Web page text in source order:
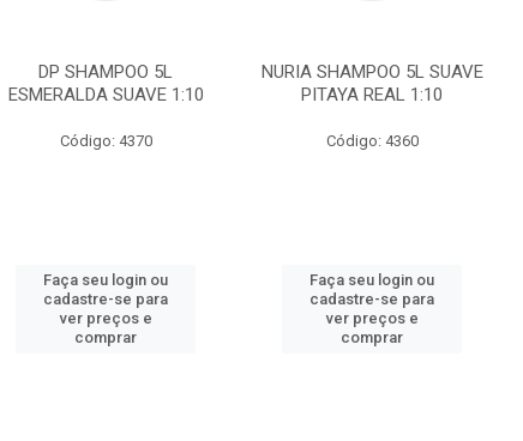
DP SHAMPOO 5L
ESMERALDA SUAVE 1:10
Código: 4370
Faça seu login ou
cadastre-se para
ver preços e
comprar
NURIA SHAMPOO 5L SUAVE
PITAYA REAL 1:10
Código: 4360
Faça seu login ou
cadastre-se para
ver preços e
comprar